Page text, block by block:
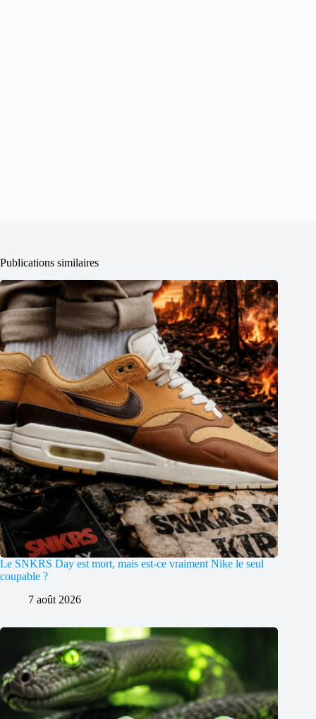
Publications similaires
Le SNKRS Day est mort, mais est-ce vraiment Nike le seul
coupable ?
7 août 2026